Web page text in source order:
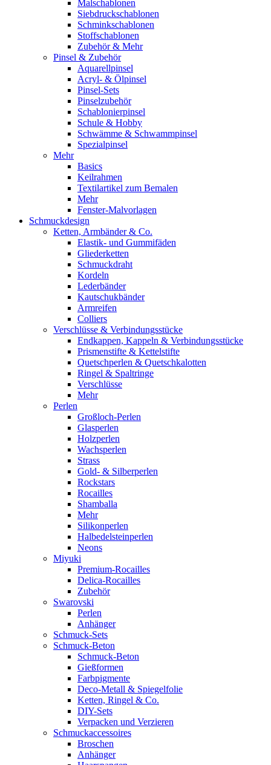
Malschablonen
Siebdruckschablonen
Schminkschablonen
Stoffschablonen
Zubehör & Mehr
Pinsel & Zubehör
Aquarellpinsel
Acryl- & Ölpinsel
Pinsel-Sets
Pinselzubehör
Schablonierpinsel
Schule & Hobby
Schwämme & Schwammpinsel
Spezialpinsel
Mehr
Basics
Keilrahmen
Textilartikel zum Bemalen
Mehr
Fenster-Malvorlagen
Schmuckdesign
Ketten, Armbänder & Co.
Elastik- und Gummifäden
Gliederketten
Schmuckdraht
Kordeln
Lederbänder
Kautschukbänder
Armreifen
Colliers
Verschlüsse & Verbindungsstücke
Endkappen, Kappeln & Verbindungsstücke
Prismenstifte & Kettelstifte
Quetschperlen & Quetschkalotten
Ringel & Spaltringe
Verschlüsse
Mehr
Perlen
Großloch-Perlen
Glasperlen
Holzperlen
Wachsperlen
Strass
Gold- & Silberperlen
Rockstars
Rocailles
Shamballa
Mehr
Silikonperlen
Halbedelsteinperlen
Neons
Miyuki
Premium-Rocailles
Delica-Rocailles
Zubehör
Swarovski
Perlen
Anhänger
Schmuck-Sets
Schmuck-Beton
Schmuck-Beton
Gießformen
Farbpigmente
Deco-Metall & Spiegelfolie
Ketten, Ringel & Co.
DIY-Sets
Verpacken und Verzieren
Schmuckaccessoires
Broschen
Anhänger